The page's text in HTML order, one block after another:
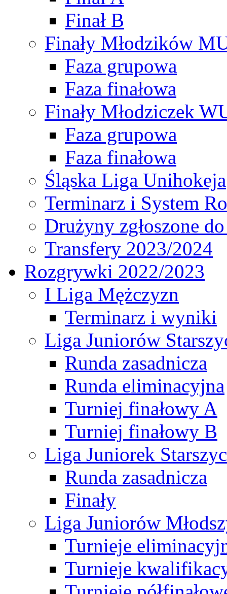
Finał B
Finały Młodzików
Faza grupowa
Faza finałowa
Finały Młodziczek
Faza grupowa
Faza finałowa
Śląska Liga Unihokeja
Terminarz i System
Drużyny zgłoszone
Transfery 2023/2024
Rozgrywki 2022/2023
I Liga Mężczyzn
Terminarz i wyniki
Liga Juniorów
Runda zasadnicza
Runda eliminacyjna
Turniej finałowy A
Turniej finałowy B
Liga Juniorek
Runda zasadnicza
Finały
Liga Juniorów
Turnieje
Turnieje